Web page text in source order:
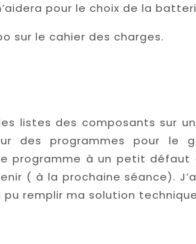
pour le choix de la
sur le cahier des charges.
listes des composants sur
des programmes pour le
programme à un petit défaut
( à la prochaine séance).
remplir ma solution